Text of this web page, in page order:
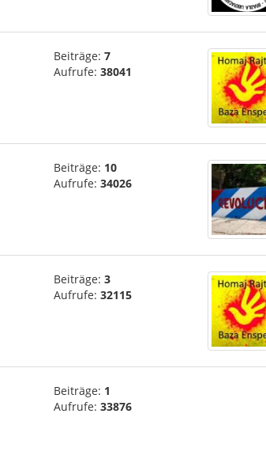
Beiträge: 7
Aufrufe: 38041
Beiträge: 10
Aufrufe: 34026
Beiträge: 3
Aufrufe: 32115
Beiträge: 1
Aufrufe: 33876